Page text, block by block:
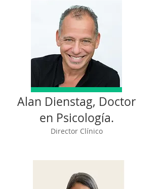
Alan Dienstag, Doctor
en Psicología.
Director Clínico